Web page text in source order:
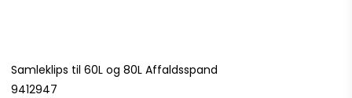
Samleklips til 60L og 80L Affaldsspand
9412947